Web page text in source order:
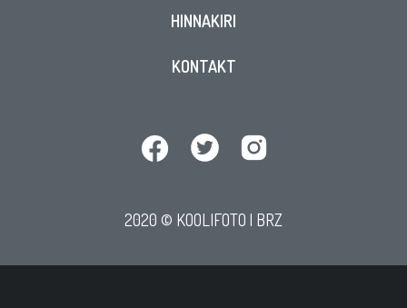
HINNAKIRI
KONTAKT
2020 © KOOLIFOTO | BRZ